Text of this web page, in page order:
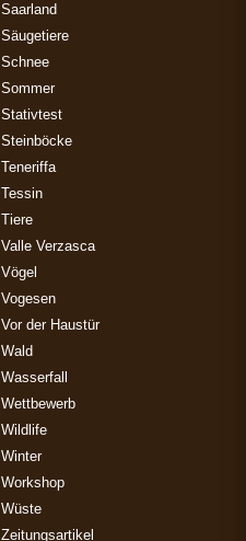
Saarland
Säugetiere
Schnee
Sommer
Stativtest
Steinböcke
Teneriffa
Tessin
Tiere
Valle Verzasca
Vögel
Vogesen
Vor der Haustür
Wald
Wasserfall
Wettbewerb
Wildlife
Winter
Workshop
Wüste
Zeitungsartikel